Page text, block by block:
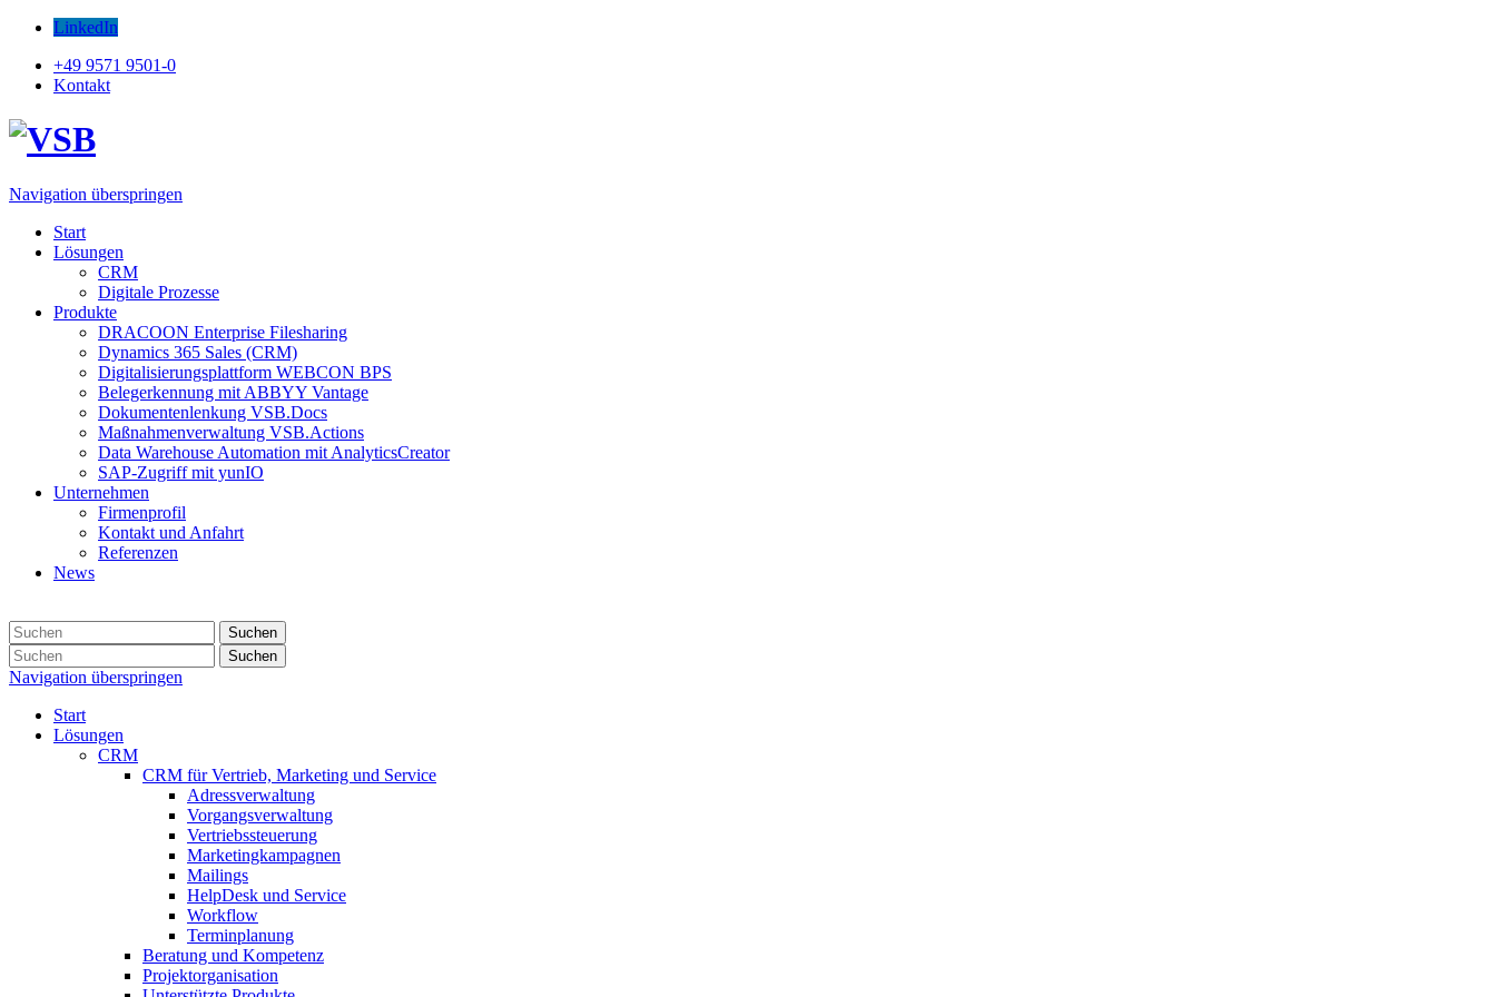
LinkedIn
+49 9571 9501-0
Kontakt
Navigation überspringen
Start
Lösungen
CRM
Digitale Prozesse
Produkte
DRACOON Enterprise Filesharing
Dynamics 365 Sales (CRM)
Digitalisierungsplattform WEBCON BPS
Belegerkennung mit ABBYY Vantage
Dokumentenlenkung VSB.Docs
Maßnahmenverwaltung VSB.Actions
Data Warehouse Automation mit AnalyticsCreator
SAP-Zugriff mit yunIO
Unternehmen
Firmenprofil
Kontakt und Anfahrt
Referenzen
News
Suchen
Suchen
Navigation überspringen
Start
Lösungen
CRM
CRM für Vertrieb, Marketing und Service
Adressverwaltung
Vorgangsverwaltung
Vertriebssteuerung
Marketingkampagnen
Mailings
HelpDesk und Service
Workflow
Terminplanung
Beratung und Kompetenz
Projektorganisation